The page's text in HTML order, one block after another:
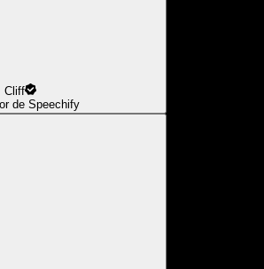
Cliff
de Speechify